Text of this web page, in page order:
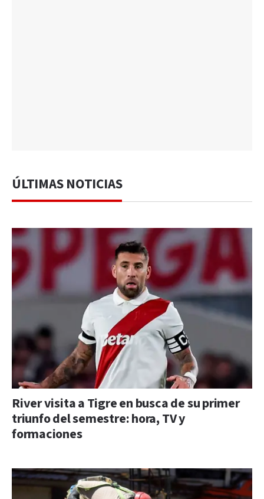
ÚLTIMAS NOTICIAS
River visita a Tigre en busca de su primer
triunfo del semestre: hora, TV y
formaciones